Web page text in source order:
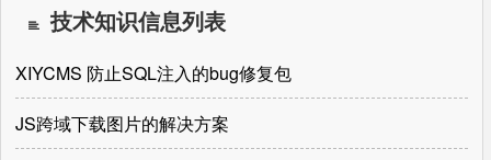
技术知识信息列表
XIYCMS 防止SQL注入的bug修复包
JS跨域下载图片的解决方案